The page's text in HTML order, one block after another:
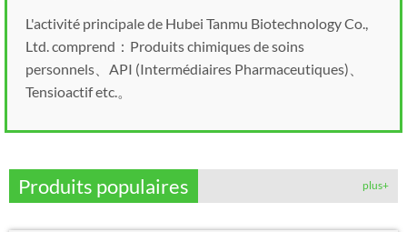
L'activité principale de Hubei Tanmu Biotechnology Co.,
Ltd. comprend：Produits chimiques de soins
personnels、API (Intermédiaires Pharmaceutiques)、
Tensioactif etc.。
Produits populaires plus+